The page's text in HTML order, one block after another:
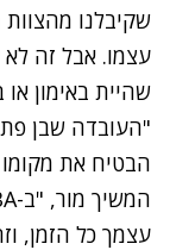
שקיבלנו
שהיית באימון
"העובדה שבן
הבטיח את
עצמך כל הזמן,